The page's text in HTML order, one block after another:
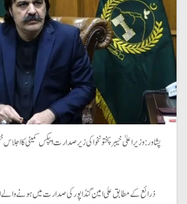
پشاور: وزیراعلیٰ خیبر پختونخوا کی زیرصدارت ایپکس کمیٹی کا
ذرائع کے مطابق علی امین گنڈاپور کی صدارت میں ہونے والے